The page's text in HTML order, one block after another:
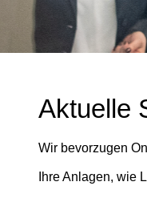
Aktuelle
Wir bevorzugen
Ihre Anlagen, wie